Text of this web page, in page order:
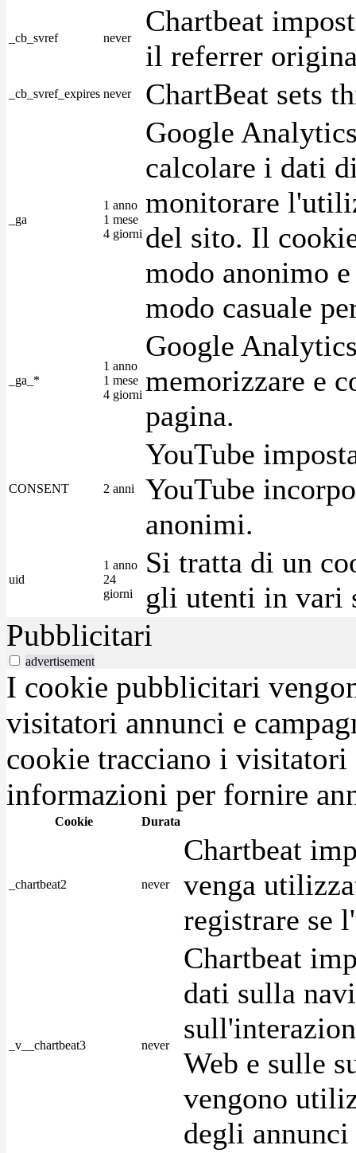
_cb_svref never
Chartbeat
il referrer
_cb_svref_expires never ChartBeat sets
_ga
1 anno
1 mese
4 giorni
Google
calcolare i dati
monitorare
del sito. Il
modo anonimo
modo casuale
_ga_*
1 anno
1 mese
4 giorni
Google
memorizzare e
pagina.
CONSENT 2 anni
YouTube
YouTube
anonimi.
uid
1 anno
24
giorni
Si tratta di un
gli utenti in vari
Pubblicitari
advertisement
I cookie pubblicitari
visitatori annunci e
cookie tracciano i visitatori
informazioni per fornire
Cookie Durata
_chartbeat2 never
Chartbeat
venga
registrare se
_v__chartbeat3 never
Chartbeat
dati sulla
Web e sulle
vengono
degli